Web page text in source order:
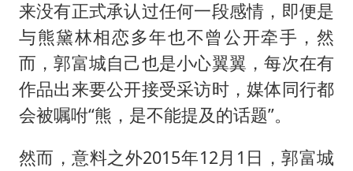
来没有正式承认过任何一段感情，即便是
与熊黛林相恋多年也不曾公开牵手，然
而，郭富城自己也是小心翼翼，每次在有
作品出来要公开接受采访时，媒体同行都
会被嘱咐“熊，是不能提及的话题”。
然而，意料之外2015年12月1日，郭富城